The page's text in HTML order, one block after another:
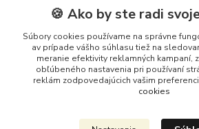
Kontakty
+421 919 275 553
(Po-Pia, 10-13 hod.)
🍪 Ako by ste radi
Súbory cookies používame na správne
av prípade vášho súhlasu tiež na
meranie efektivity reklamných kampaní,
obľúbeného nastavenia pri používaní
reklám zodpovedajúcich vašim
cookies